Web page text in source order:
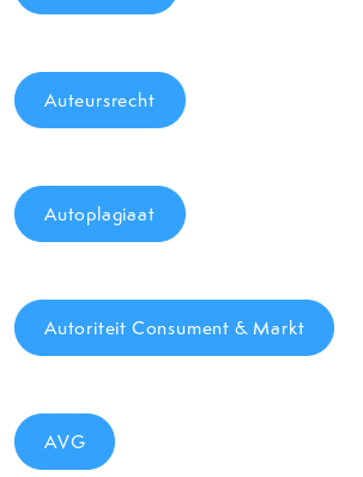
Auteursrecht
Autoplagiaat
Autoriteit Consument & Markt
AVG